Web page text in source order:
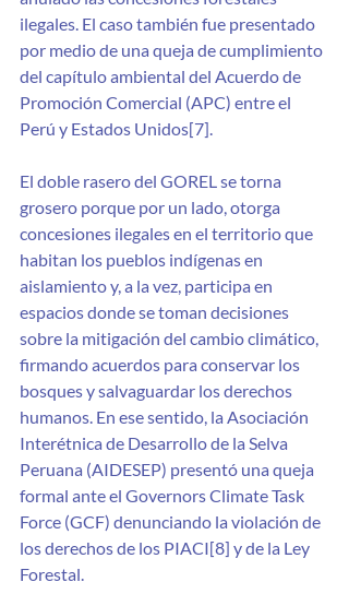
ilegales. El caso también fue presentado
por medio de una queja de cumplimiento
del capítulo ambiental del Acuerdo de
Promoción Comercial (APC) entre el
Perú y Estados Unidos[7].
El doble rasero del GOREL se torna
grosero porque por un lado, otorga
concesiones ilegales en el territorio que
habitan los pueblos indígenas en
aislamiento y, a la vez, participa en
espacios donde se toman decisiones
sobre la mitigación del cambio climático,
firmando acuerdos para conservar los
bosques y salvaguardar los derechos
humanos. En ese sentido, la Asociación
Interétnica de Desarrollo de la Selva
Peruana (AIDESEP) presentó una queja
formal ante el Governors Climate Task
Force (GCF) denunciando la violación de
los derechos de los PIACI[8] y de la Ley
Forestal.